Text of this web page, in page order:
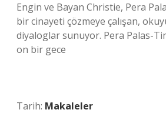
Engin ve Bayan Christie, Pera
bir cinayeti çözmeye çalışan,
diyaloglar sunuyor. Pera Palas-
on bir gece
Tarih: Makaleler